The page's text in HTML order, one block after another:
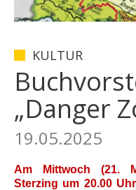
KULTUR
„Danger
19.05.2025
Am Mittwoch (21.
Sterzing um 20.00